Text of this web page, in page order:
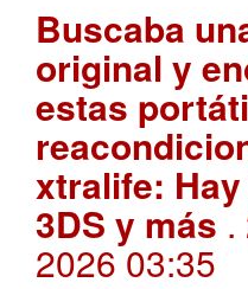
Buscaba
original y
estas
xtralife: Hay
3DS y más.
2026 03:35